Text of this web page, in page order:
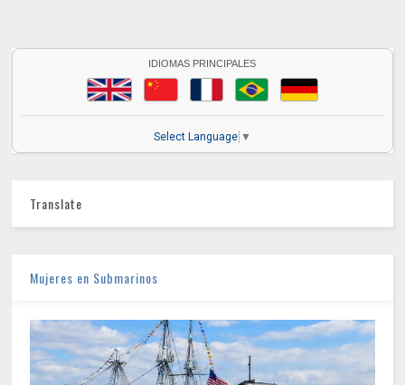
IDIOMAS PRINCIPALES
Select Language ▼
Translate
Mujeres en Submarinos